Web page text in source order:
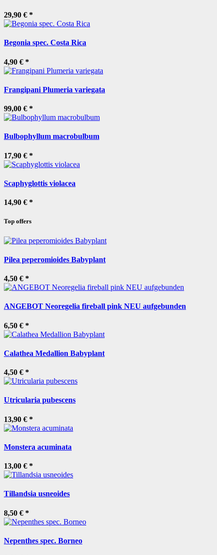
29,90 € *
Begonia spec. Costa Rica
4,90 € *
Frangipani Plumeria variegata
99,00 € *
Bulbophyllum macrobulbum
17,90 € *
Scaphyglottis violacea
14,90 € *
Top offers
Pilea peperomioides Babyplant
4,50 € *
ANGEBOT Neoregelia fireball pink NEU aufgebunden
6,50 € *
Calathea Medallion Babyplant
4,50 € *
Utricularia pubescens
13,90 € *
Monstera acuminata
13,00 € *
Tillandsia usneoides
8,50 € *
Nepenthes spec. Borneo